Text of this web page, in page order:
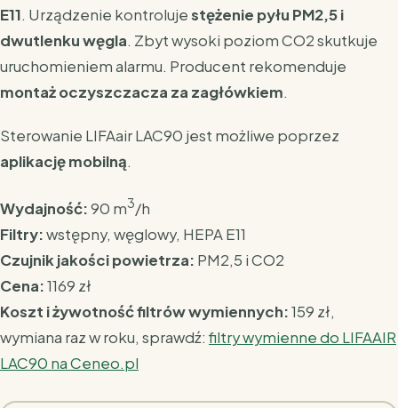
E11. Urządzenie kontrolujestężenie pyłu PM2,5 i
dwutlenku węgla. Zbyt wysoki poziom CO2 skutkuje
uruchomieniem alarmu. Producent rekomenduje
montaż oczyszczacza za zagłówkiem.
Sterowanie LIFAair LAC90 jest możliwe poprzez
aplikację mobilną.
Wydajność:90 m3/h
Filtry:wstępny, węglowy, HEPA E11
Czujnik jakości powietrza: PM2,5 i CO2
Cena:1169 zł
Koszt i żywotność filtrów wymiennych:159 zł,
wymiana raz w roku, sprawdź: filtry wymienne do LIFAAIR
LAC90 naCeneo.pl